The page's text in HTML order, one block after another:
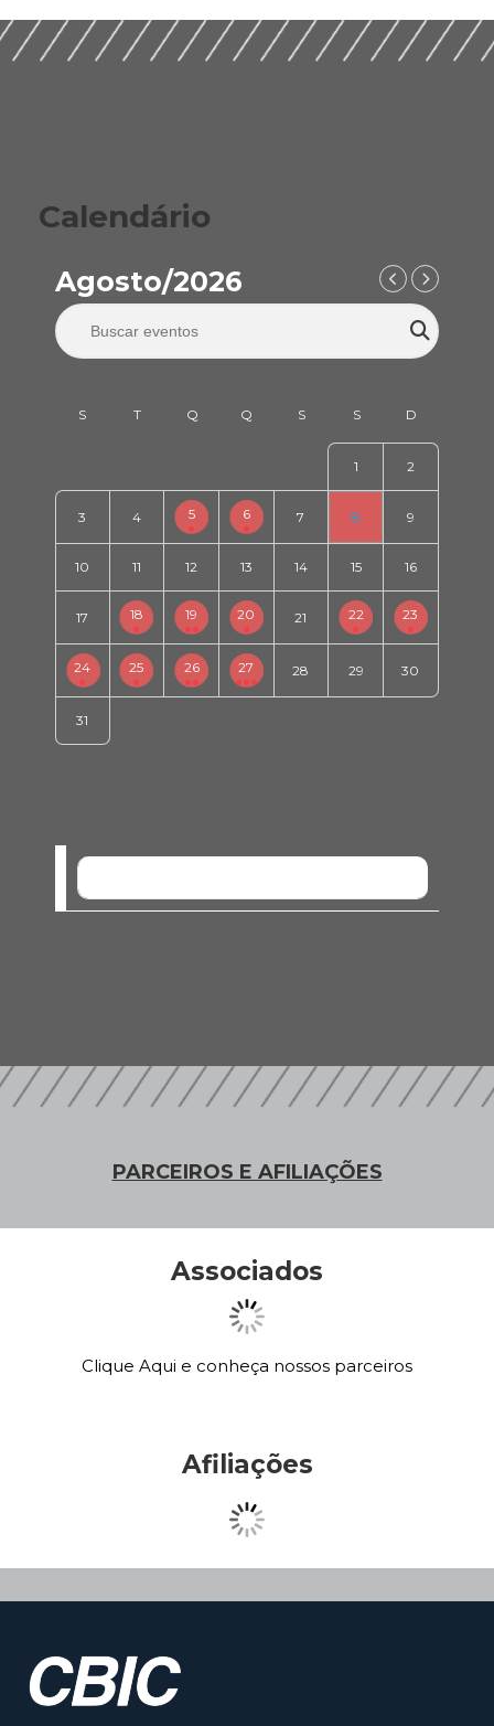
Calendário
Agosto/2026
1 2
3 4 5 6 7 8 9
10 11 12 13 14 15 16
17 18 19 20 21 22 23
24 25 26 27 28 29 30
31
PARCEIROS E AFILIAÇÕES
Associados
Clique Aqui e conheça nossos parceiros
Afiliações